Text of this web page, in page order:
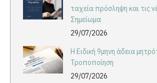
ταχεία πρόσληψη και τις
Σημείωμα
29/07/2026
Η Ειδική 9μηνη άδεια
Τροποποίηση
29/07/2026